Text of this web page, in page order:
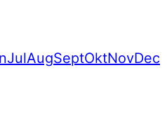
JulAugSeptOktNovDec